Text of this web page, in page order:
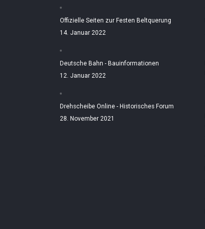
Offizielle Seiten zur Festen Beltquerung
14. Januar 2022
Deutsche Bahn - Bauinformationen
12. Januar 2022
Drehscheibe Online - Historisches Forum
28. November 2021